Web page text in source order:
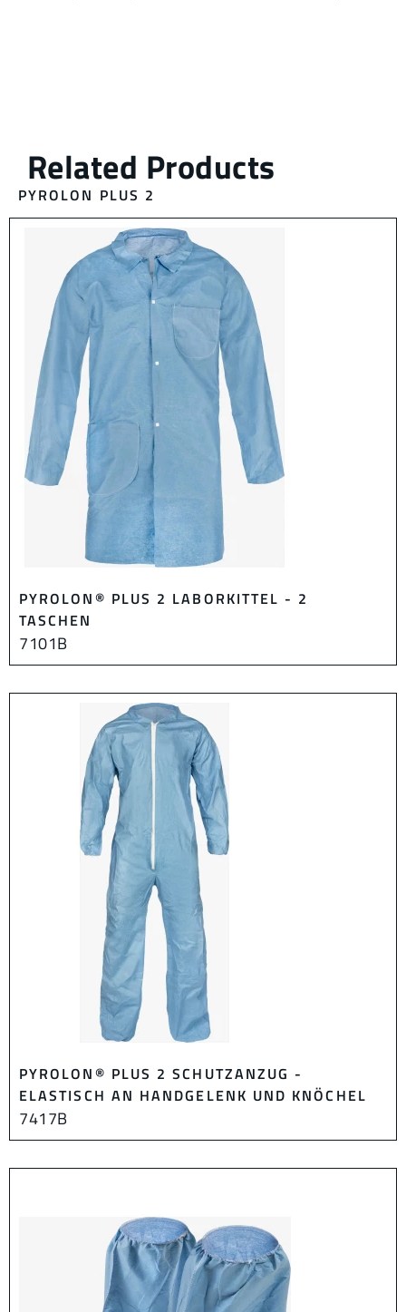
PYROLON PLUS 2
PYROLON® PLUS 2 LABORKITTEL - 2
TASCHEN
7101B
PYROLON® PLUS 2 SCHUTZANZUG -
ELASTISCH AN HANDGELENK UND KNÖCHEL
7417B